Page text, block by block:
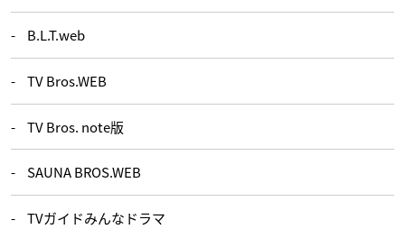
B.L.T.web
TV Bros.WEB
TV Bros. note版
SAUNA BROS.WEB
TVガイドみんなドラマ